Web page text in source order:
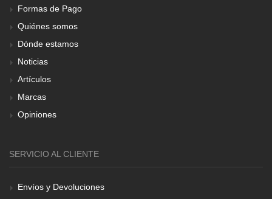
Formas de Pago
Quiénes somos
Dónde estamos
Noticias
Artículos
Marcas
Opiniones
SERVICIO AL CLIENTE
Envíos y Devoluciones